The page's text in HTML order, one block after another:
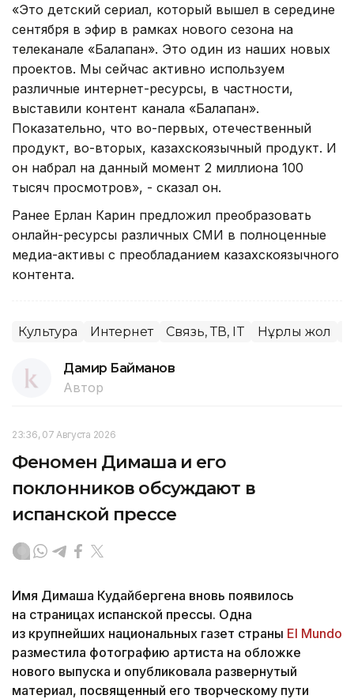
«Это детский сериал, который вышел в середине
сентября в эфир в рамках нового сезона на
телеканале «Балапан». Это один из наших новых
проектов. Мы сейчас активно используем
различные интернет-ресурсы, в частности,
выставили контент канала «Балапан».
Показательно, что во-первых, отечественный
продукт, во-вторых, казахскоязычный продукт. И
он набрал на данный момент 2 миллиона 100
тысяч просмотров», - сказал он.
Ранее Ерлан Карин предложил преобразовать
онлайн-ресурсы различных СМИ в полноценные
медиа-активы с преобладанием казахскоязычного
контента.
Культура Интернет Связь, ТВ, IT Нұрлы жол
Дамир Байманов
Автор
23:36, 07 Августа 2026
Феномен Димаша и его
поклонников обсуждают в
испанской прессе
Имя Димаша Кудайбергена вновь появилось
на страницах испанской прессы. Одна
из крупнейших национальных газет страны El Mundo
разместила фотографию артиста на обложке
нового выпуска и опубликовала развернутый
материал, посвященный его творческому пути